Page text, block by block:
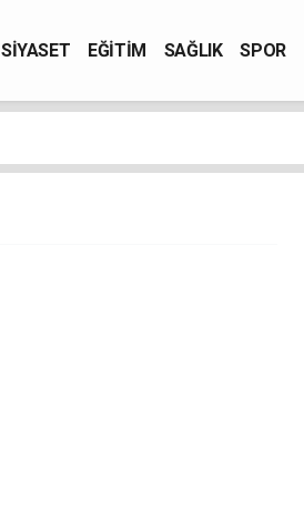
SİYASET EĞİTİM SAĞLIK SPOR